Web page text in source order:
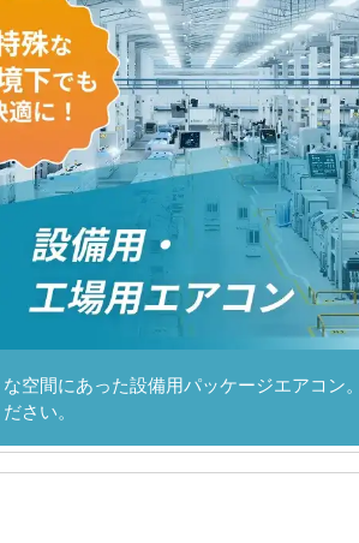
空間にあった設備用パッケージエアコン
さい。